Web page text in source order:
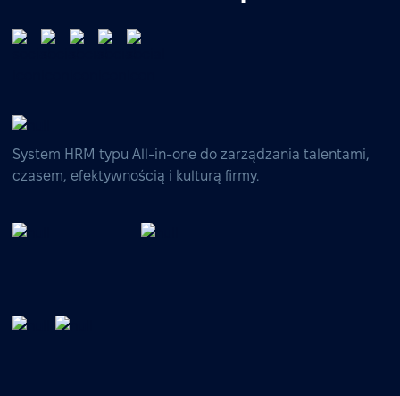
System HRM typu All-in-one do zarządzania talentami,
czasem, efektywnością i kulturą firmy.